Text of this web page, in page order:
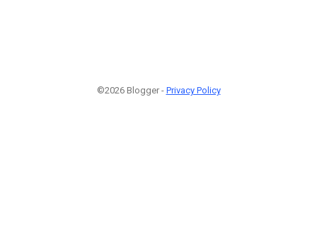
©2026 Blogger - Privacy Policy